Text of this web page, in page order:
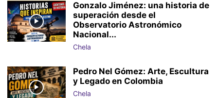
Gonzalo Jiménez: una historia de
superación desde el
Observatorio Astronómico
Nacional...
Chela
Pedro Nel Gómez: Arte, Escultura
y Legado en Colombia
Chela